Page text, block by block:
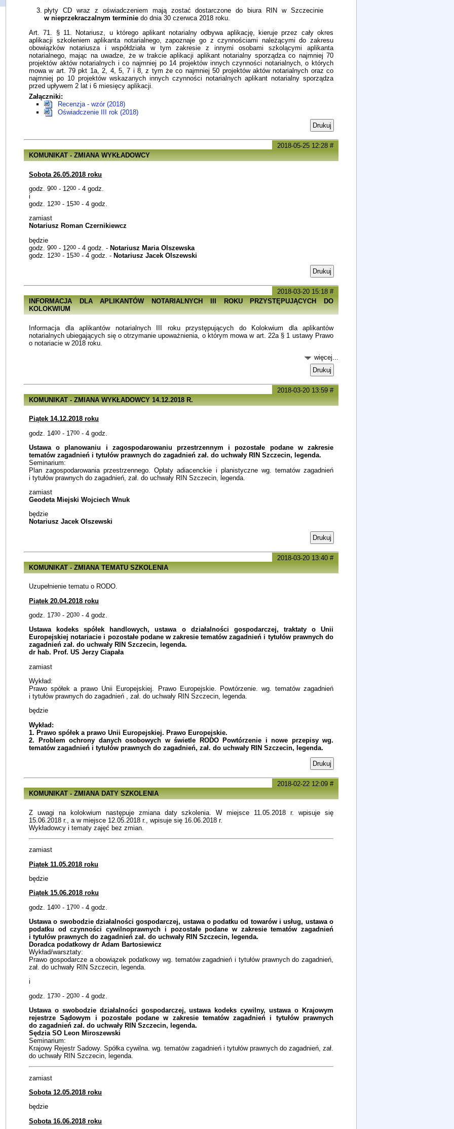
płyty CD wraz z oświadczeniem mają zostać dostarczone do biura RIN w Szczecinie
w nieprzekraczalnym terminie do dnia 30 czerwca 2018 roku.
Art. 71. § 11. Notariusz, u którego aplikant notarialny odbywa aplikację, kieruje przez cały okres
aplikacji szkoleniem aplikanta notarialnego, zapoznaje go z czynnościami należącymi do zakresu
obowiązków notariusza i współdziała w tym zakresie z innymi osobami szkolącymi aplikanta
notarialnego, mając na uwadze, że w trakcie aplikacji aplikant notarialny sporządza co najmniej 70
projektów aktów notarialnych i co najmniej po 14 projektów innych czynności notarialnych, o których
mowa w art. 79 pkt 1a, 2, 4, 5, 7 i 8, z tym że co najmniej 50 projektów aktów notarialnych oraz co
najmniej po 10 projektów wskazanych innych czynności notarialnych aplikant notarialny sporządza
przed upływem 2 lat i 6 miesięcy aplikacji.
Załączniki:
Recenzja - wzór (2018)
Oświadczenie III rok (2018)
Drukuj
2018-05-25 12:28 #
KOMUNIKAT - ZMIANA WYKŁADOWCY
Sobota 26.05.2018 roku
godz. 900 - 1200 - 4 godz.
i
godz. 1230 - 1530 - 4 godz.
zamiast
Notariusz Roman Czernikiewcz
będzie
godz. 900 - 1200 - 4 godz. - Notariusz Maria Olszewska
godz. 1230 - 1530 - 4 godz. - Notariusz Jacek Olszewski
Drukuj
2018-03-20 15:18 #
INFORMACJA DLA APLIKANTÓW NOTARIALNYCH III ROKU PRZYSTĘPUJĄCYCH DO
KOLOKWIUM
Informacja dla aplikantów notarialnych III roku przystępujących do Kolokwium dla aplikantów
notarialnych ubiegających się o otrzymanie upoważnienia, o którym mowa w art. 22a § 1 ustawy Prawo
o notariacie w 2018 roku.
więcej...
Drukuj
2018-03-20 13:59 #
KOMUNIKAT - ZMIANA WYKŁADOWCY 14.12.2018 R.
Piątek 14.12.2018 roku
godz. 1400 - 1700 - 4 godz.
Ustawa o planowaniu i zagospodarowaniu przestrzennym i pozostałe podane w zakresie
tematów zagadnień i tytułów prawnych do zagadnień zał. do uchwały RIN Szczecin, legenda.
Seminarium:
Plan zagospodarowania przestrzennego. Opłaty adiacenckie i planistyczne wg. tematów zagadnień
i tytułów prawnych do zagadnień, zał. do uchwały RIN Szczecin, legenda.
zamiast
Geodeta Miejski Wojciech Wnuk
będzie
Notariusz Jacek Olszewski
Drukuj
2018-03-20 13:40 #
KOMUNIKAT - ZMIANA TEMATU SZKOLENIA
Uzupełnienie tematu o RODO.
Piątek 20.04.2018 roku
godz. 1730 - 2030 - 4 godz.
Ustawa kodeks spółek handlowych, ustawa o działalności gospodarczej, traktaty o Unii
Europejskiej notariacie i pozostałe podane w zakresie tematów zagadnień i tytułów prawnych do
zagadnień zał. do uchwały RIN Szczecin, legenda.
dr hab. Prof. US Jerzy Ciapała
zamiast
Wykład:
Prawo spółek a prawo Unii Europejskiej. Prawo Europejskie. Powtórzenie. wg. tematów zagadnień
i tytułów prawnych do zagadnień , zał. do uchwały RIN Szczecin, legenda.
będzie
Wykład:
1. Prawo spółek a prawo Unii Europejskiej. Prawo Europejskie.
2. Problem ochrony danych osobowych w świetle RODO Powtórzenie i nowe przepisy wg.
tematów zagadnień i tytułów prawnych do zagadnień, zał. do uchwały RIN Szczecin, legenda.
Drukuj
2018-02-22 12:09 #
KOMUNIKAT - ZMIANA DATY SZKOLENIA
Z uwagi na kolokwium następuje zmiana daty szkolenia. W miejsce 11.05.2018 r. wpisuje się
15.06.2018 r., a w miejsce 12.05.2018 r., wpisuje się 16.06.2018 r.
Wykładowcy i tematy zajęć bez zmian.
zamiast
Piątek 11.05.2018 roku
będzie
Piątek 15.06.2018 roku
godz. 1400 - 1700 - 4 godz.
Ustawa o swobodzie działalności gospodarczej, ustawa o podatku od towarów i usług, ustawa o
podatku od czynności cywilnoprawnych i pozostałe podane w zakresie tematów zagadnień
i tytułów prawnych do zagadnień zał. do uchwały RIN Szczecin, legenda.
Doradca podatkowy dr Adam Bartosiewicz
Wykład/warsztaty:
Prawo gospodarcze a obowiązek podatkowy wg. tematów zagadnień i tytułów prawnych do zagadnień,
zał. do uchwały RIN Szczecin, legenda.
i
godz. 1730 - 2030 - 4 godz.
Ustawa o swobodzie działalności gospodarczej, ustawa kodeks cywilny, ustawa o Krajowym
rejestrze Sądowym i pozostałe podane w zakresie tematów zagadnień i tytułów prawnych
do zagadnień zał. do uchwały RIN Szczecin, legenda.
Sędzia SO Leon Miroszewski
Seminarium:
Krajowy Rejestr Sadowy. Spółka cywilna. wg. tematów zagadnień i tytułów prawnych do zagadnień, zał.
do uchwały RIN Szczecin, legenda.
zamiast
Sobota 12.05.2018 roku
będzie
Sobota 16.06.2018 roku